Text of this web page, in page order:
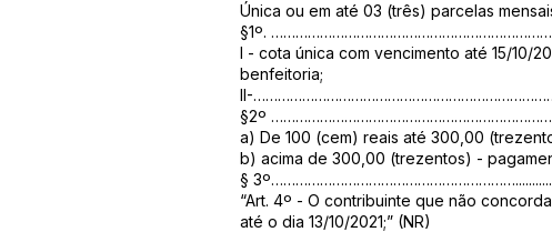
Única ou em até 03 (três) parcelas
§1º.
I - cota única com vencimento até 15/10/
benfeitoria;
II-
§2º
a) De 100 (cem) reais até 300,00
b) acima de 300,00 (trezentos) -
§
“Art. 4º - O contribuinte que não
até o dia 13/10/2021;” (NR)